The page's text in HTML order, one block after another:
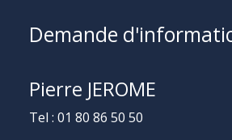
Demande
Pierre JEROME
Tel : 01 80 86 50 50